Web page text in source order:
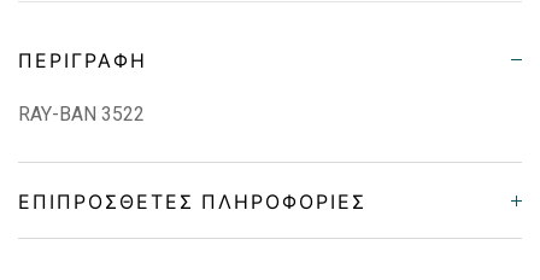
ΠΕΡΙΓΡΑΦΉ
RAY-BAN 3522
ΕΠΙΠΡΌΣΘΕΤΕΣ ΠΛΗΡΟΦΟΡΊΕΣ